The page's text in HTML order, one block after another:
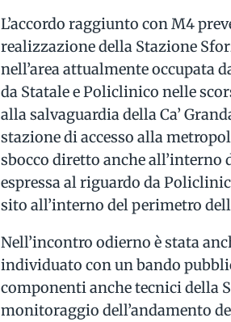
L’accordo raggiunto con M4
realizzazione della Stazione
nell’area attualmente occupata
da Statale e Policlinico nelle
alla salvaguardia della Ca’
stazione di accesso alla
sbocco diretto anche all’interno
espressa al riguardo da
sito all’interno del perimetro
Nell’incontro odierno è stata
individuato con un bando
componenti anche tecnici della
monitoraggio dell’andamento